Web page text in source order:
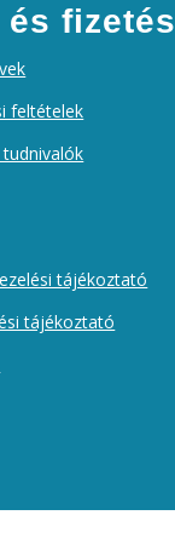
fizetés
feltételek
tudnivalók
tájékoztató
tájékoztató